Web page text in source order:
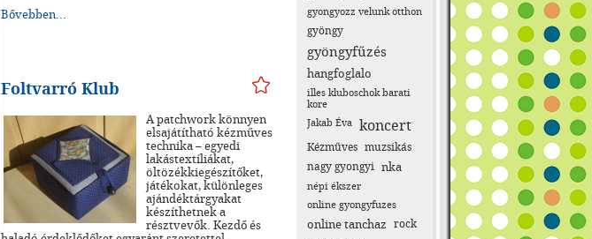
Bővebben...
Foltvarró Klub
A patchwork könnyen
elsajátítható kézműves
technika – egyedi
lakástextíliákat,
öltözékkiegészítőket,
játékokat, különleges
ajándéktárgyakat
készíthetnek a
résztvevők. Kezdő és
gyongyozz velunk otthon
gyöngy
gyöngyfűzés
hangfoglalo
illes kluboschok barati
kore
Jakab Éva
koncert
Kézműves muzsikás
nagy gyongyi nka
népi ékszer
online gyongyfuzes
online tanchaz rock